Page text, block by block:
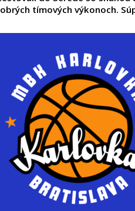
tímových výkonoch.